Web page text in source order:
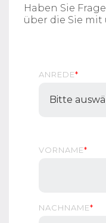
Haben Sie
über die Sie
ANREDE*
VORNAME*
NACHNAME*